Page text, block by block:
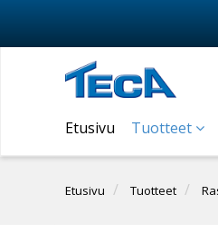
Etusivu Tuotteet
Etusivu Tuotteet